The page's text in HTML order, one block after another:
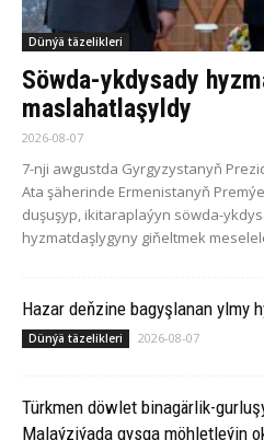
Dünýä täzelikleri
Söwda-ykdysady
maslahatlaşyldy
2026-08-07
7-nji awgustda Gyrgyzystanyň
Ata şäherinde Ermenistanyň
duşuşyp, ikitaraplaýyn söwda-
hyzmatdaşlygyny giňeltmek
Hazar deňzine bagyşlanan ylmy
Dünýä täzelikleri 2026-08-07
Türkmen döwlet binagärlik-
Malaýziýada gysga möhletleýin